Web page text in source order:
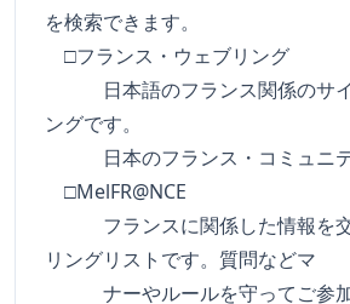
を検索できます。
□フランス・ウェブリング
日本語のフランス関係のサイ
ングです。
日本のフランス・コミュニテ
□MelFR@NCE
フランスに関係した情報を交
リングリストです。質問などマ
ナーやルールを守ってご参加